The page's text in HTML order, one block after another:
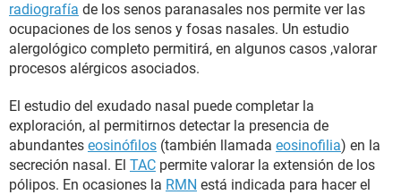
radiografía de los senos paranasales nos permite ver las
ocupaciones de los senos y fosas nasales. Un estudio
alergológico completo permitirá, en algunos casos ,valorar
procesos alérgicos asociados.
El estudio del exudado nasal puede completar la
exploración, al permitirnos detectar la presencia de
abundantes eosinófilos (también llamada eosinofilia) en la
secreción nasal. El TAC permite valorar la extensión de los
pólipos. En ocasiones la RMN está indicada para hacer el